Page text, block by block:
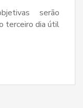
serão
terceiro dia útil